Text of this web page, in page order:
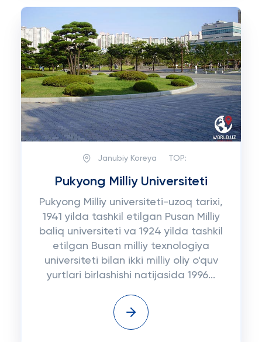
Janubiy Koreya TOP:
Pukyong Milliy Universiteti
Pukyong Milliy universiteti-uzoq tarixi,
1941 yilda tashkil etilgan Pusan Milliy
baliq universiteti va 1924 yilda tashkil
etilgan Busan milliy texnologiya
universiteti bilan ikki milliy oliy o'quv
yurtlari birlashishi natijasida 1996...